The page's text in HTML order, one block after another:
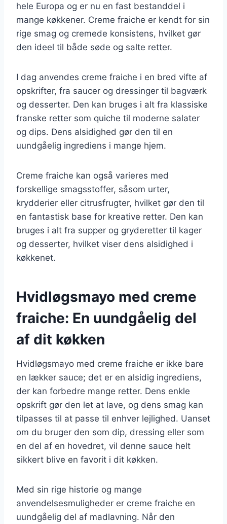
hele Europa og er nu en fast bestanddel i
mange køkkener. Creme fraiche er kendt for sin
rige smag og cremede konsistens, hvilket gør
den ideel til både søde og salte retter.
I dag anvendes creme fraiche i en bred vifte af
opskrifter, fra saucer og dressinger til bagværk
og desserter. Den kan bruges i alt fra klassiske
franske retter som quiche til moderne salater
og dips. Dens alsidighed gør den til en
uundgåelig ingrediens i mange hjem.
Creme fraiche kan også varieres med
forskellige smagsstoffer, såsom urter,
krydderier eller citrusfrugter, hvilket gør den til
en fantastisk base for kreative retter. Den kan
bruges i alt fra supper og gryderetter til kager
og desserter, hvilket viser dens alsidighed i
køkkenet.
Hvidløgsmayo med creme
fraiche: En uundgåelig del
af dit køkken
Hvidløgsmayo med creme fraiche er ikke bare
en lækker sauce; det er en alsidig ingrediens,
der kan forbedre mange retter. Dens enkle
opskrift gør den let at lave, og dens smag kan
tilpasses til at passe til enhver lejlighed. Uanset
om du bruger den som dip, dressing eller som
en del af en hovedret, vil denne sauce helt
sikkert blive en favorit i dit køkken.
Med sin rige historie og mange
anvendelsesmuligheder er creme fraiche en
uundgåelig del af madlavning. Når den